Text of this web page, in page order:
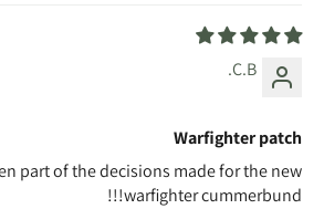
C.B.
Warfighter patch
part of the decisions made for the new
warfighter cummerbund!!!